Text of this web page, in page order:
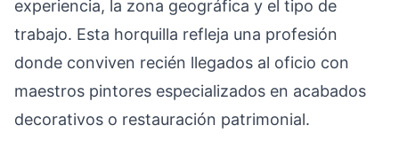
experiencia, la zona geográfica y el tipo de
trabajo. Esta horquilla refleja una profesión
donde conviven recién llegados al oficio con
maestros pintores especializados en acabados
decorativos o restauración patrimonial.